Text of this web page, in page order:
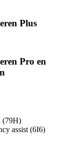
Plus
Pro en
(79H)
assist (6I6)